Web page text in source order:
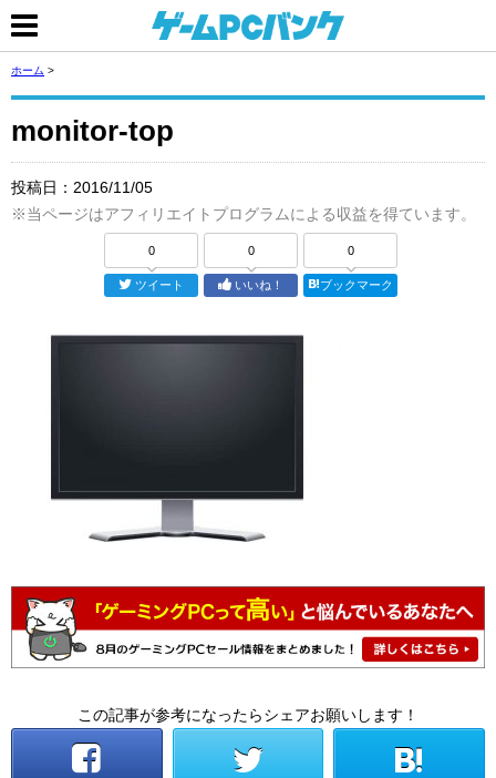
ホーム >
monitor-top
投稿日： 2016/11/05
※当ページはアフィリエイトプログラムによる収益を得ています。
0
ツイート
0
いいね！
0
ブックマーク
この記事が参考になったらシェアお願いします！